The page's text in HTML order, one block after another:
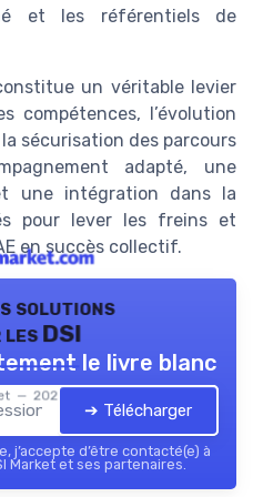
et les référentiels de
un véritable levier
compétences, l’évolution
sécurisation des parcours
adapté, une
une intégration dans la
pour lever les freins et
en succès collectif.
solutions
les DSI
— 2026
le livre blanc
➔ Télécharger
j’accepte d’être contacté(e) à
Market et ses partenaires.